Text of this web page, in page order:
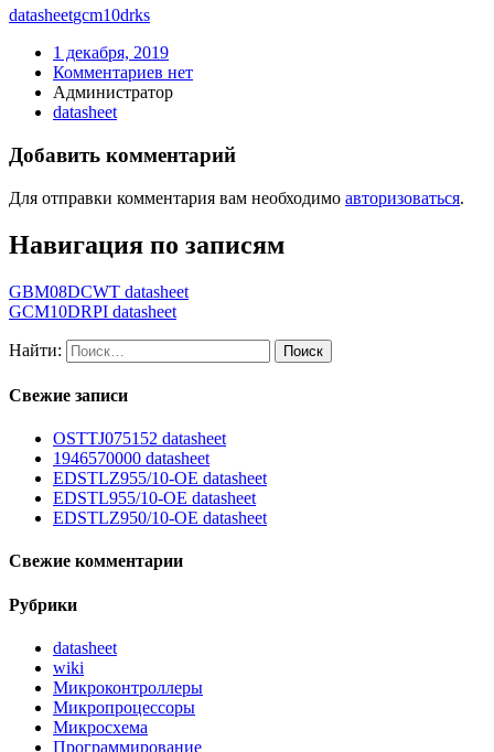
datasheetgcm10drks
1 декабря, 2019
Комментариев нет
Администратор
datasheet
Добавить комментарий
Для отправки комментария вам необходимо авторизоваться.
Навигация по записям
GBM08DCWT datasheet
GCM10DRPI datasheet
Найти:
Свежие записи
OSTTJ075152 datasheet
1946570000 datasheet
EDSTLZ955/10-OE datasheet
EDSTL955/10-OE datasheet
EDSTLZ950/10-OE datasheet
Свежие комментарии
Рубрики
datasheet
wiki
Микроконтроллеры
Микропроцессоры
Микросхема
Программирование